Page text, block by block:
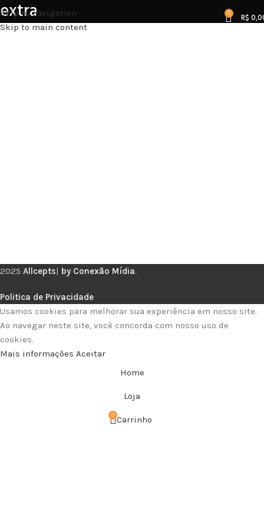
Skip to navigation
Skip to main content
0 R$
extra
2025 Allcepts| by Conexão Mídia.
Politica de Privacidade
Usamos cookies para melhorar sua experiência em nosso site.
Ao navegar neste site, você concorda com nosso uso de
cookies.
Mais informações Aceitar
Home
Loja
0 Carrinho